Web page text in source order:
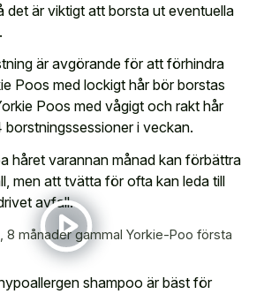
det är viktigt att borsta ut eventuella
är avgörande för att förhindra
Poos med lockigt hår bör borstas
Poos med vågigt och rakt hår
i veckan.
håret varannan månad kan förbättra
men att tvätta för ofta kan leda till
avfall.
8 månader gammal Yorkie-Poo första
shampoo är bäst för